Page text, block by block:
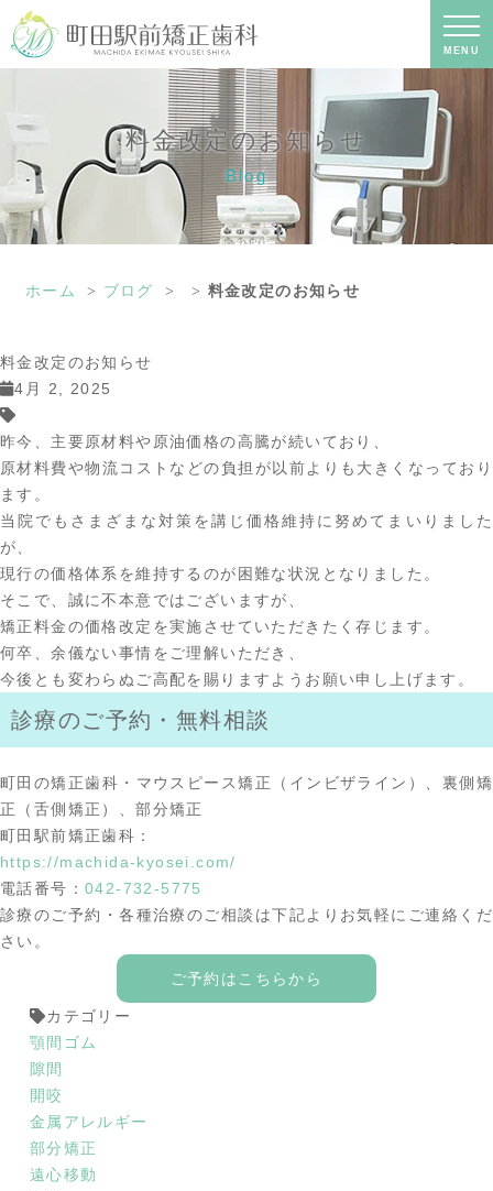
MENU
料金改定のお知らせ｜町田の矯正歯科
専門の歯科医院｜土日診療-町田駅前矯
正歯科
料金改定のお知らせ
Blog
ホーム ブログ 料金改定のお知らせ
料金改定のお知らせ
4月 2, 2025
昨今、主要原材料や原油価格の高騰が続いており、
原材料費や物流コストなどの負担が以前よりも大きくなっており
ます。
当院でもさまざまな対策を講じ価格維持に努めてまいりました
が、
現行の価格体系を維持するのが困難な状況となりました。
そこで、誠に不本意ではございますが、
矯正料金の価格改定を実施させていただきたく存じます。
何卒、余儀ない事情をご理解いただき、
今後とも変わらぬご高配を賜りますようお願い申し上げます。
診療のご予約・無料相談
町田の矯正歯科・マウスピース矯正（インビザライン）、裏側矯
正（舌側矯正）、部分矯正
町田駅前矯正歯科：
https://machida-kyosei.com/
電話番号： 042-732-5775
診療のご予約・各種治療のご相談は下記よりお気軽にご連絡くだ
さい。
ご予約はこちらから
カテゴリー
顎間ゴム
隙間
開咬
金属アレルギー
部分矯正
遠心移動